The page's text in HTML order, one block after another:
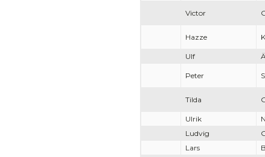
Victor
Hazze
Ulf
Peter
Tilda
Ulrik
Ludvig
Lars